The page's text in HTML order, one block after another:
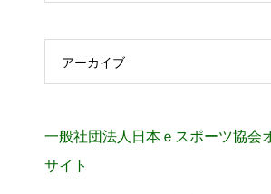
アーカイブ
一般社団法人日本ｅスポーツ協会
サイト